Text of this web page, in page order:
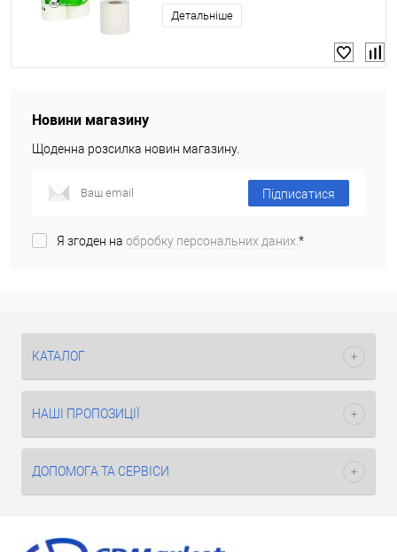
Детальніше
Новини магазину
Щоденна розсилка новин магазину.
Підписатися
Я згоден на обробку персональних даних.*
КАТАЛОГ
НАШІ ПРОПОЗИЦІЇ
ДОПОМОГА ТА СЕРВІСИ